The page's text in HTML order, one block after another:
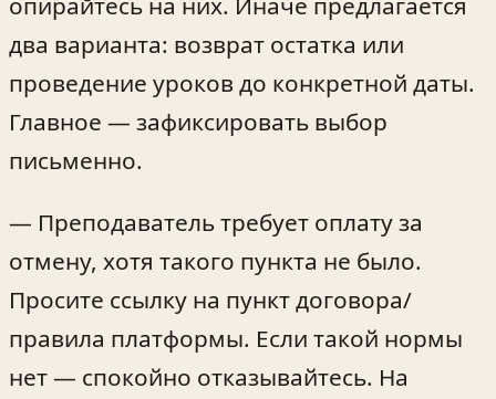
два варианта: возврат остатка или
проведение уроков до конкретной даты.
Главное — зафиксировать выбор
письменно.
— Преподаватель требует оплату за
отмену, хотя такого пункта не было.
Просите ссылку на пункт договора/
правила платформы. Если такой нормы
нет — спокойно отказывайтесь. На